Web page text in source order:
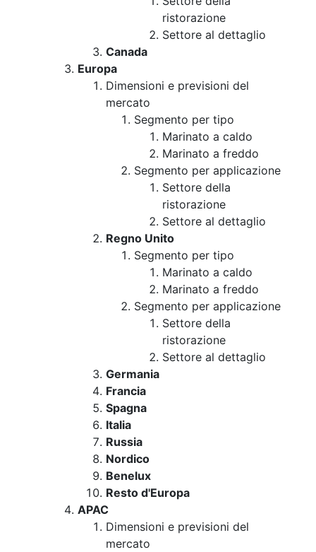
ristorazione
Settore al dettaglio
Canada
Europa
Dimensioni e previsioni del
mercato
Segmento per tipo
Marinato a caldo
Marinato a freddo
Segmento per applicazione
Settore della
ristorazione
Settore al dettaglio
Regno Unito
Segmento per tipo
Marinato a caldo
Marinato a freddo
Segmento per applicazione
Settore della
ristorazione
Settore al dettaglio
Germania
Francia
Spagna
Italia
Russia
Nordico
Benelux
Resto d'Europa
APAC
Dimensioni e previsioni del
mercato